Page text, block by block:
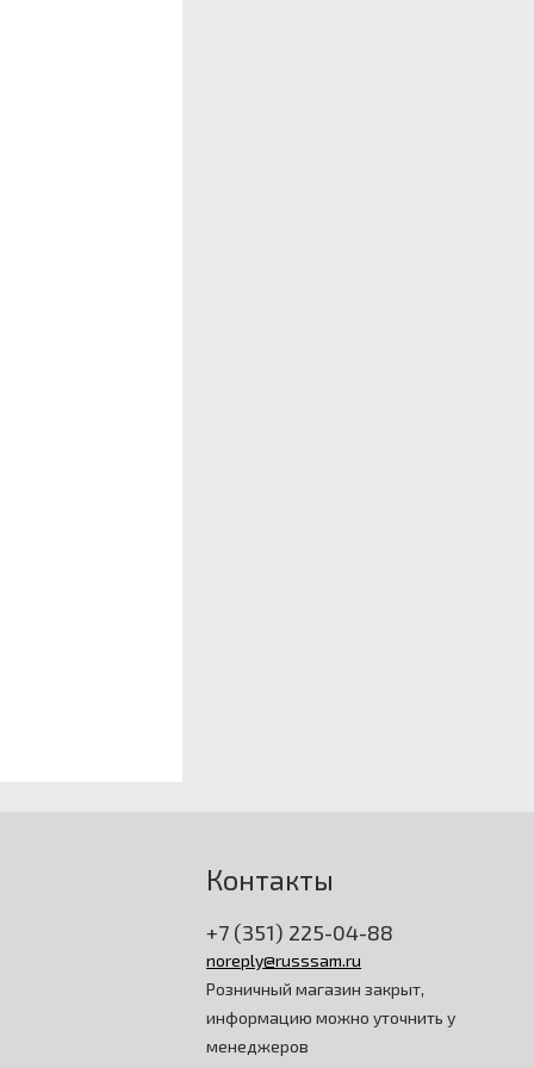
Контакты
+7 (351) 225-04-88
noreply@russsam.ru
Розничный магазин закрыт,
информацию можно уточнить у
менеджеров